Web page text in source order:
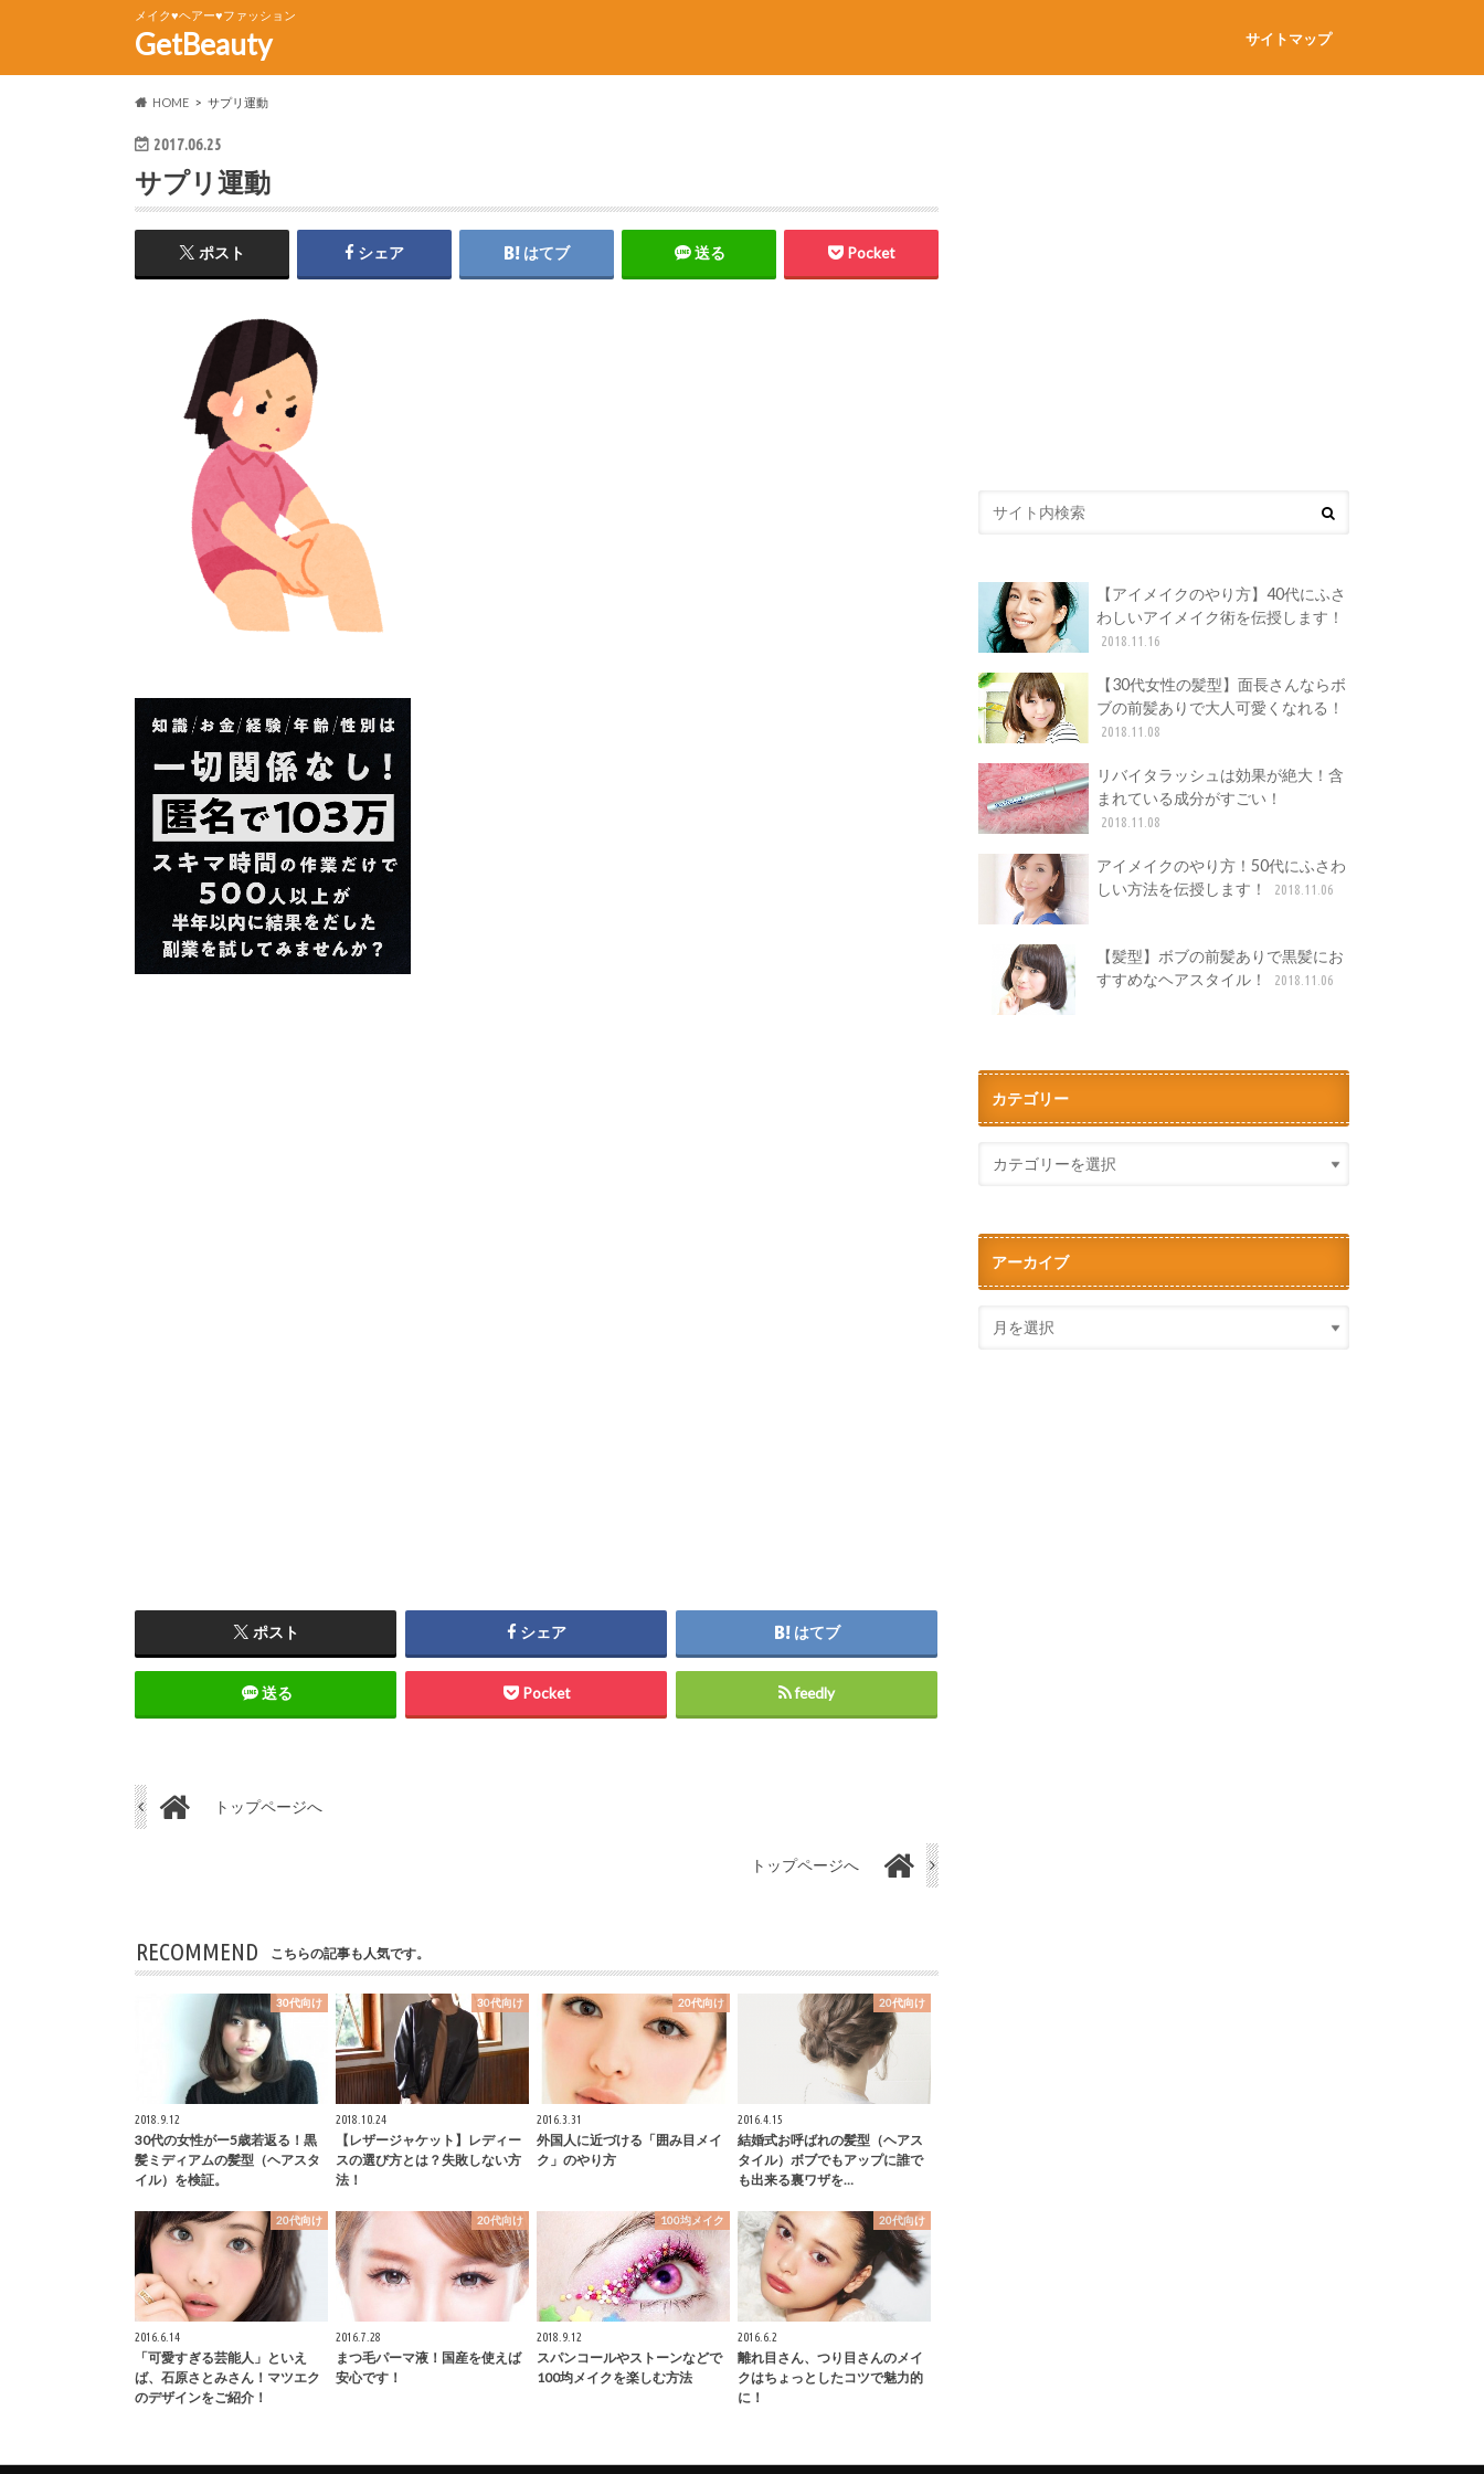
メイク♥ヘアー♥ファッション
GetBeauty サイトマップ
HOME サプリ運動
2017.06.25
サプリ運動
ポスト シェア はてブ 送る Pocket
ポスト シェア はてブ
送る Pocket feedly
トップページへ
トップページへ
RECOMMEND こちらの記事も人気です。
30代向け
2018.9.12
30代の女性がー5歳若返る！黒
髪ミディアムの髪型（ヘアスタ
イル）を検証。
30代向け
2018.10.24
【レザージャケット】レディー
スの選び方とは？失敗しない方
法！
20代向け
2016.3.31
外国人に近づける「囲み目メイ
ク」のやり方
20代向け
2016.4.15
結婚式お呼ばれの髪型（ヘアス
タイル）ボブでもアップに誰で
も出来る裏ワザを…
20代向け
2016.6.14
「可愛すぎる芸能人」といえ
ば、石原さとみさん！マツエク
のデザインをご紹介！
20代向け
2016.7.28
まつ毛パーマ液！国産を使えば
安心です！
100均メイク
2018.9.12
スパンコールやストーンなどで
100均メイクを楽しむ方法
20代向け
2016.6.2
離れ目さん、つり目さんのメイ
クはちょっとしたコツで魅力的
に！
【アイメイクのやり方】40代にふさ
わしいアイメイク術を伝授します！
2018.11.16
【30代女性の髪型】面長さんならボ
ブの前髪ありで大人可愛くなれる！
2018.11.08
リバイタラッシュは効果が絶大！含
まれている成分がすごい！
2018.11.08
アイメイクのやり方！50代にふさわ
しい方法を伝授します！
2018.11.06
【髪型】ボブの前髪ありで黒髪にお
すすめなヘアスタイル！
2018.11.06
カテゴリー
アーカイブ